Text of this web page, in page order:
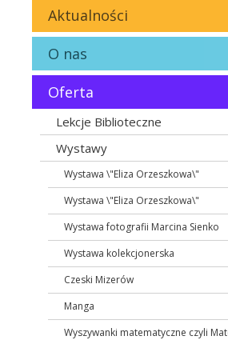
Aktualności
O nas
Oferta
Lekcje Biblioteczne
Wystawy
Wystawa \"Eliza Orzeszkowa\"
Wystawa \"Eliza Orzeszkowa\"
Wystawa fotografii Marcina Sienko
Wystawa kolekcjonerska
Czeski Mizerów
Manga
Wyszywanki matematyczne czyli